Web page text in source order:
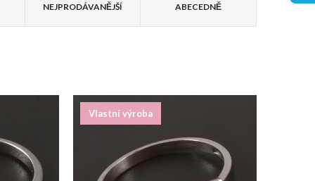
NEJPRODÁVANĚJŠÍ ABECEDNĚ
Vlastní výroba